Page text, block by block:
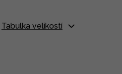
Tabulka velikostí